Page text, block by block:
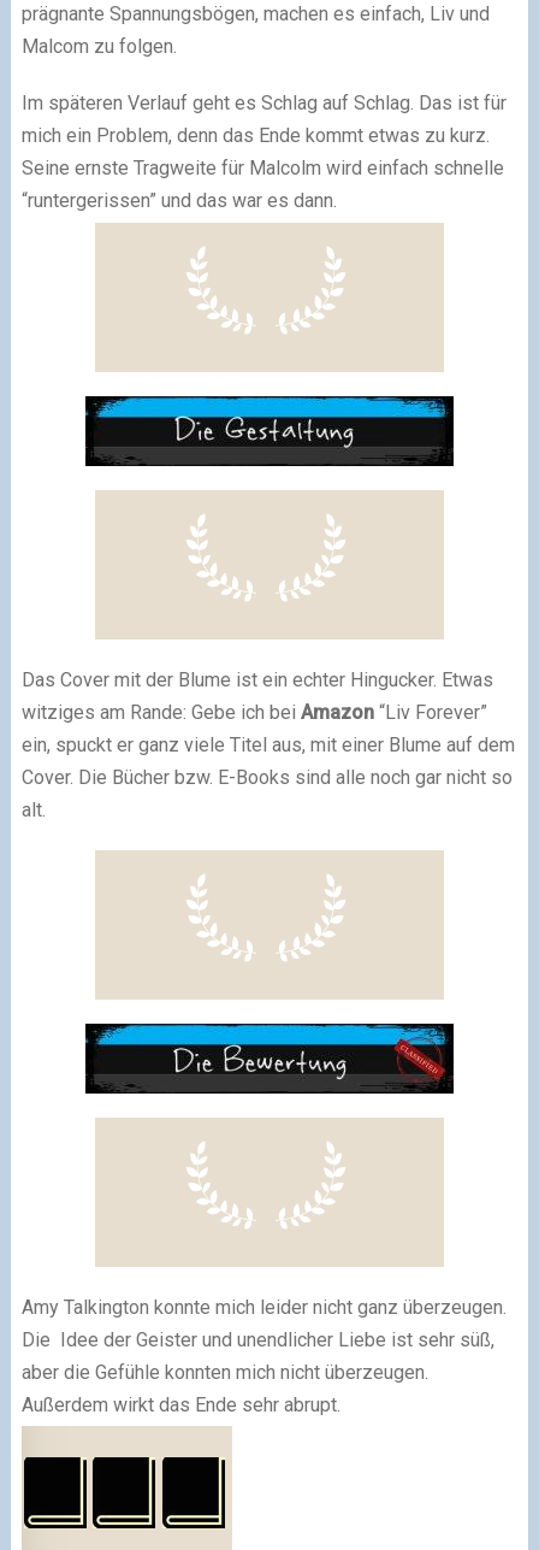
prägnante Spannungsbögen, machen es einfach, Liv und
Malcom zu folgen.
Im späteren Verlauf geht es Schlag auf Schlag. Das ist für
mich ein Problem, denn das Ende kommt etwas zu kurz.
Seine ernste Tragweite für Malcolm wird einfach schnelle
“runtergerissen” und das war es dann.
Das Cover mit der Blume ist ein echter Hingucker. Etwas
witziges am Rande: Gebe ich bei Amazon“Liv Forever”
ein, spuckt er ganz viele Titel aus, mit einer Blume auf dem
Cover. Die Bücher bzw. E-Books sind alle noch gar nicht so
alt.
Amy Talkington konnte mich leider nicht ganz überzeugen.
Die Idee der Geister und unendlicher Liebe ist sehr süß,
aber die Gefühle konnten mich nicht überzeugen.
Außerdem wirkt das Ende sehr abrupt.